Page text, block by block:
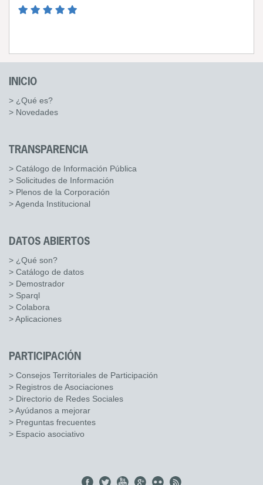
INICIO
> ¿Qué es?
> Novedades
TRANSPARENCIA
> Catálogo de Información Pública
> Solicitudes de Información
> Plenos de la Corporación
> Agenda Institucional
DATOS ABIERTOS
> ¿Qué son?
> Catálogo de datos
> Demostrador
> Sparql
> Colabora
> Aplicaciones
PARTICIPACIÓN
> Consejos Territoriales de Participación
> Registros de Asociaciones
> Directorio de Redes Sociales
> Ayúdanos a mejorar
> Preguntas frecuentes
> Espacio asociativo